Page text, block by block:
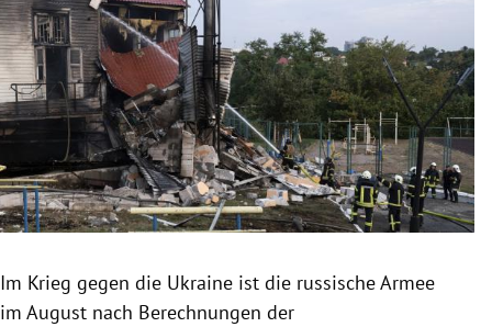
Untermenü
Untermenü
Untermenü
Untermenü
Untermenü
Untermenü
Im Krieg gegen die Ukraine ist die russische Armee
im August nach Berechnungen der